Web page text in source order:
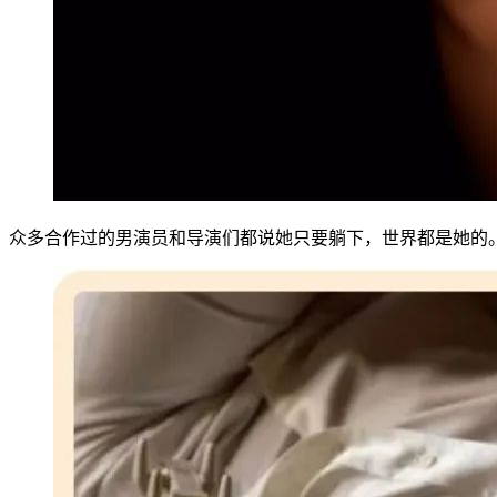
众多合作过的男演员和导演们都说她只要躺下，世界都是她的